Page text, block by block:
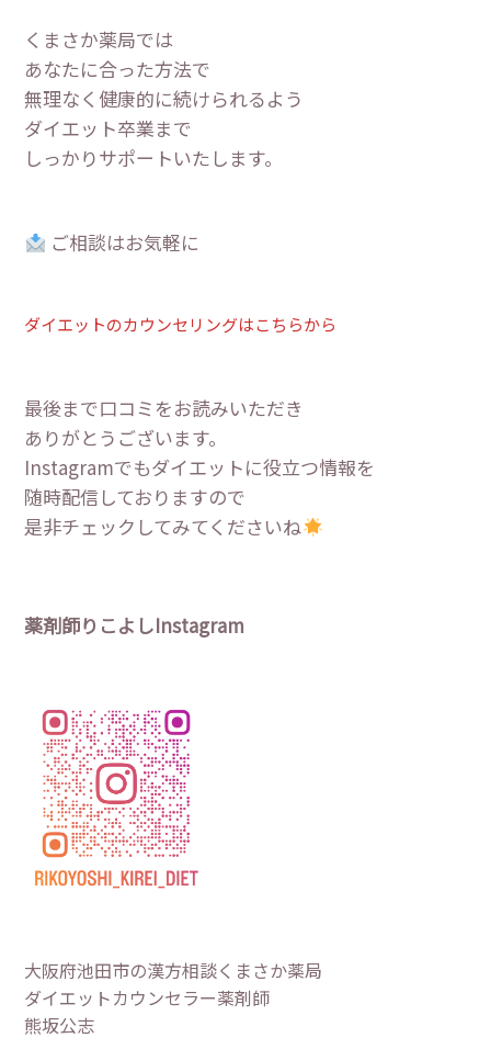
くまさか薬局では
あなたに合った方法で
無理なく健康的に続けられるよう
ダイエット卒業まで
しっかりサポートいたします。
ご相談はお気軽に
ダイエットのカウンセリングはこちらから
最後まで口コミをお読みいただき
ありがとうございます。
Instagramでもダイエットに役立つ情報を
随時配信しておりますので
是非チェックしてみてくださいね
薬剤師りこよしInstagram
大阪府池田市の漢方相談くまさか薬局
ダイエットカウンセラー薬剤師
熊坂公志